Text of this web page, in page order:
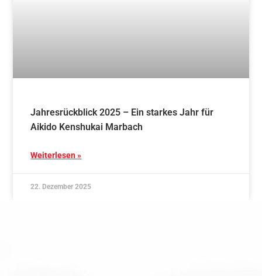
Jahresrückblick 2025 – Ein starkes Jahr für
Aikido Kenshukai Marbach
Weiterlesen »
22. Dezember 2025